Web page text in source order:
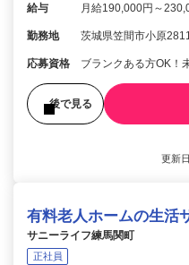
給与 月給190,000円～
勤務地 茨城県笠間市小原
応募資格 ブランクある方OK！
後で見る
更新
有料老人ホームの生活
サニーライフ練馬関町
正社員